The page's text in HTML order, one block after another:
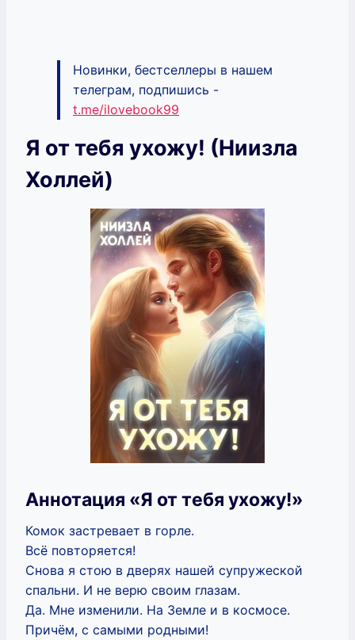
Новинки, бестселлеры в нашем
телеграм, подпишись -
t.me/ilovebook99
Я от тебя ухожу! (Ниизла
Холлей)
Аннотация «Я от тебя ухожу!»
Комок застревает в горле.
Всё повторяется!
Снова я стою в дверях нашей супружеской
спальни. И не верю своим глазам.
Да. Мне изменили. На Земле и в космосе.
Причём, с самыми родными!